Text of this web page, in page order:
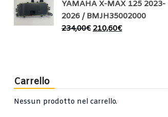
YAMAHA X-MAX 125 2023-
2026 / BMJH35002000
234,00€ 210,60€
Carrello
Nessun prodotto nel carrello.